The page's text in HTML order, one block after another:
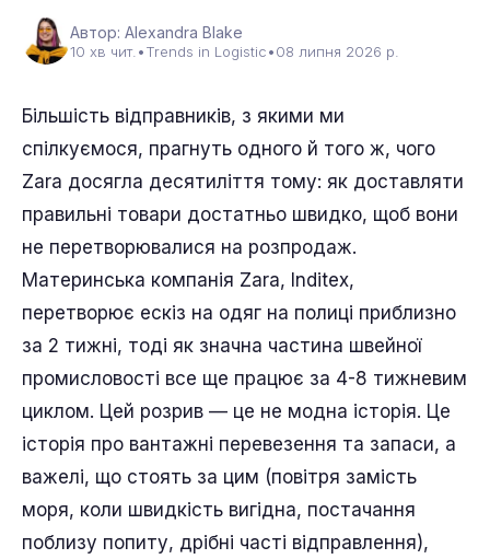
Автор: Alexandra Blake
10 хв чит. •Trends in Logistic•08 липня 2026 р.
Більшість відправників, з якими ми
спілкуємося, прагнуть одного й того ж, чого
Zara досягла десятиліття тому: як доставляти
правильні товари достатньо швидко, щоб вони
не перетворювалися на розпродаж.
Материнська компанія Zara, Inditex,
перетворює ескіз на одяг на полиці приблизно
за 2 тижні, тоді як значна частина швейної
промисловості все ще працює за 4-8 тижневим
циклом. Цей розрив — це не модна історія. Це
історія про вантажні перевезення та запаси, а
важелі, що стоять за цим (повітря замість
моря, коли швидкість вигідна, постачання
поблизу попиту, дрібні часті відправлення),